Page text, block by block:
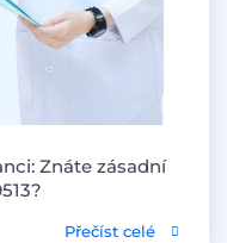
Znáte zásadní
Přečíst celé